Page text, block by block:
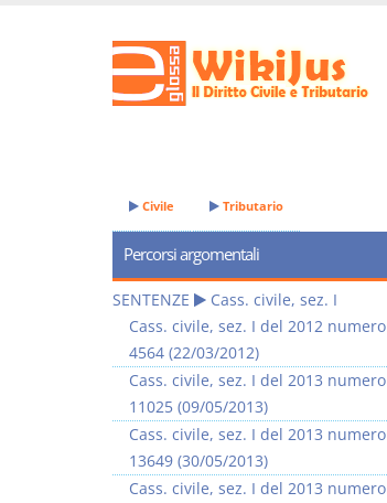
Civile Tributario
Percorsi argomentali
SENTENZE
Cass. civile, sez. I
Cass. civile, sez. I del 2012 numero
4564 (22/03/2012)
Cass. civile, sez. I del 2013 numero
11025 (09/05/2013)
Cass. civile, sez. I del 2013 numero
13649 (30/05/2013)
Cass. civile, sez. I del 2013 numero